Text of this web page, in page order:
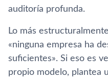
auditoría profunda.
Lo más
«ninguna empresa ha
suficientes». Si eso es
propio modelo, plantea